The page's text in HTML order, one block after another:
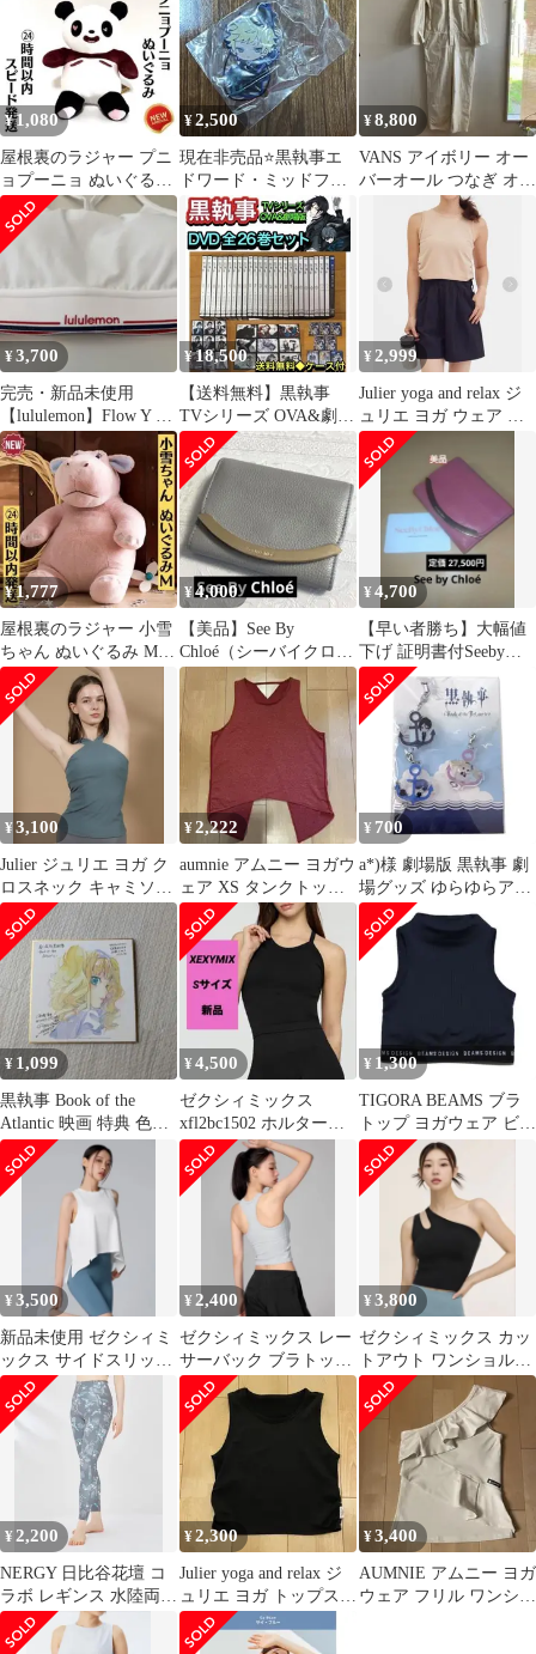
¥1,080
屋根裏のラジャー プニ
ョプーニョ ぬいぐるみ
ジブリ スタジオポノッ
ク 映画
¥2,500
現在非売品⭐️黒執事エ
ドワード・ミッドフォ
ード ラバーストラッ
プ映画の頃の一番くじ
¥8,800
VANS アイボリー オー
バーオール つなぎ オー
ルインワン リジー アル
マント
¥3,700
完売・新品未使用
【lululemon】Flow Y ミ
ッドサポートブラ ロゴ
¥18,500
【送料無料】黒執事
TVシリーズ OVA&劇場
版 DVD 全26巻セット
¥2,999
Julier yoga and relax ジ
ュリエ ヨガ ウェア ピ
ンク
¥1,777
屋根裏のラジャー 小雪
ちゃん ぬいぐるみ M
ジブリ スタジオポノッ
ク 映画
¥4,000
【美品】See By
Chloé（シーバイクロ
エ）LIZZIE 三つ折り財
布
¥4,700
【早い者勝ち】大幅値
下げ 証明書付Seeby
Chloéピンク三つ折り財
布クロエ
¥3,100
Julier ジュリエ ヨガ ク
ロスネック キャミソー
ル ホルターネック
¥2,222
aumnie アムニー ヨガウ
ェア XS タンクトップ
ピラティス トレーニン
グ
¥ 700
a*)様 劇場版 黒執事 劇
場グッズ ゆらゆらアク
リルチャームセット A
¥ 1,099
黒執事 Book of the
Atlantic 映画 特典 色
紙 エリザベス
¥4,500
ゼクシィミックス
xfl2bc1502 ホルターネ
ック ブラトップ タンク
トップ
¥ 1,300
TIGORA BEAMS ブラ
トップ ヨガウェア ビー
ムス モックネック
¥3,500
新品未使用 ゼクシィミ
ックス サイドスリット
入り ノースリーブ ヨガ
スポーツ
¥ 2,400
ゼクシィミックス レー
サーバック ブラトップ
タンクトップ
¥3,800
ゼクシィミックス カッ
トアウト ワンショルダ
ー ブラトップ ヨガ ピ
ラティス
¥2,200
NERGY 日比谷花壇 コ
ラボ レギンス 水陸両用
ヨガ ナージー ホットヨ
ガ
¥2,300
Julier yoga and relax ジ
ュリエ ヨガ トップス
黒
¥3,400
AUMNIE アムニー ヨガ
ウェア フリル ワンショ